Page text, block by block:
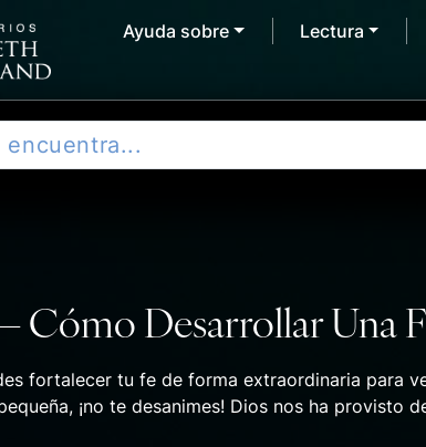
Ayuda sobre Lectura
Cómo Desarrollar Una
fortalecer tu fe de forma extraordinaria para
¡no te desanimes! Dios nos ha provisto